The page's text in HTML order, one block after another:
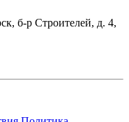
б-р Строителей, д. 4,